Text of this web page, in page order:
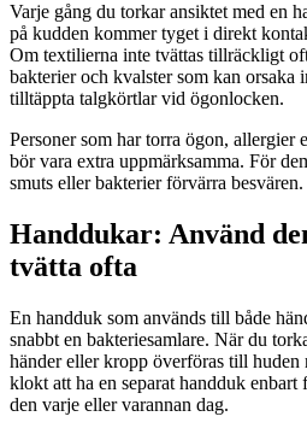
Varje gång du torkar ansiktet med en
på kudden kommer tyget i direkt
Om textilierna inte tvättas tillräckligt
bakterier och kvalster som kan
tilltäppta talgkörtlar vid ögonlocken.
Personer som har torra ögon,
bör vara extra uppmärksamma. För
smuts eller bakterier förvärra besvären.
Handdukar: Använd
tvätta ofta
En handduk som används till både
snabbt en bakteriesamlare. När du
händer eller kropp överföras till
klokt att ha en separat handduk enbart
den varje eller varannan dag.